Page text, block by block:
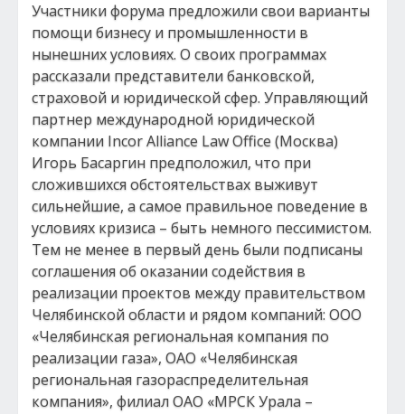
Участники форума предложили свои варианты
помощи бизнесу и промышленности в
нынешних условиях. О своих программах
рассказали представители банковской,
страховой и юридической сфер. Управляющий
партнер международной юридической
компании Incor Alliance Law Office (Москва)
Игорь Басаргин предположил, что при
сложившихся обстоятельствах выживут
сильнейшие, а самое правильное поведение в
условиях кризиса – быть немного пессимистом.
Тем не менее в первый день были подписаны
соглашения об оказании содействия в
реализации проектов между правительством
Челябинской области и рядом компаний: ООО
«Челябинская региональная компания по
реализации газа», ОАО «Челябинская
региональная газораспределительная
компания», филиал ОАО «МРСК Урала –